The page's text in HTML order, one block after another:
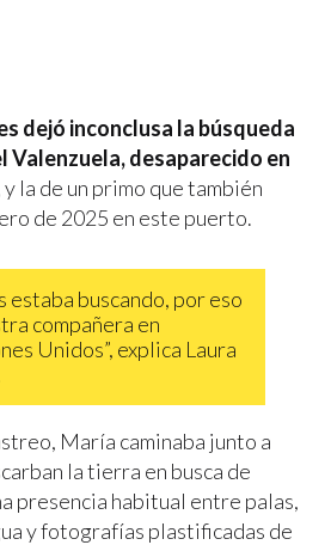
dejó inconclusa la búsqueda
Valenzuela, desaparecido en
y la de un primo que también
de 2025 en este puerto.
estaba buscando, por eso
compañera en
Unidos”, explica Laura
María caminaba junto a
la tierra en busca de
presencia habitual entre palas,
y fotografías plastificadas de